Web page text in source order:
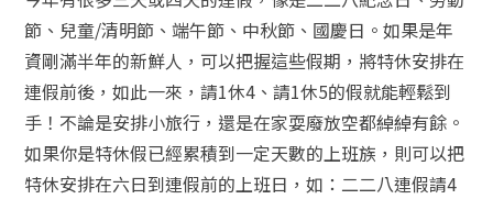
節、兒童/清明節、端午節、中秋節、國慶日。如果是年
資剛滿半年的新鮮人，可以把握這些假期，將特休安排在
連假前後，如此一來，請1休4、請1休5的假就能輕鬆到
手！不論是安排小旅行，還是在家耍廢放空都綽綽有餘。
如果你是特休假已經累積到一定天數的上班族，則可以把
特休安排在六日到連假前的上班日，如：二二八連假請4